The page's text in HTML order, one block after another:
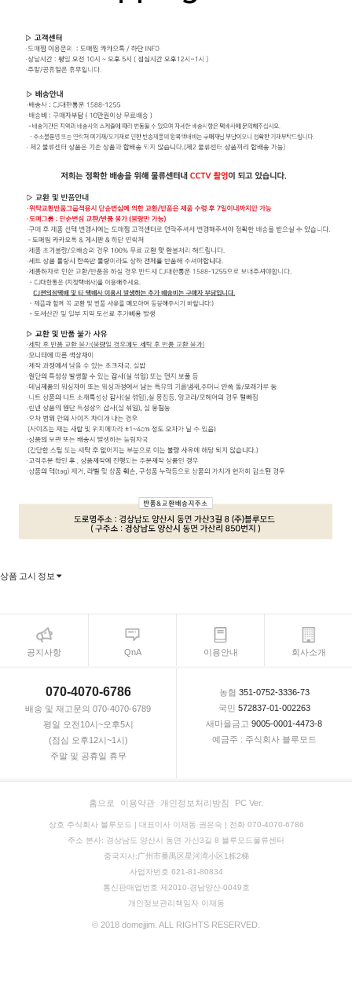
상품 고시 정보
공지사항 QnA 이용안내 회사소개
070-4070-6786
배송 및 재고문의 070-4070-6789
평일 오전10시~오후5시
(점심 오후12시~1시)
주말 및 공휴일 휴무
농협 351-0752-3336-73
국민 572837-01-002263
새마을금고 9005-0001-4473-8
예금주 : 주식회사 블루모드
홈으로 이용약관 개인정보처리방침 PC Ver.
상호 주식회사 블루모드 | 대표이사 이재동 권은숙 | 전화 070-4070-6786
주소 본사: 경상남도 양산시 동면 가산3길 8 블루모드물류센터
중국지사:广州市番禺区星河湾小区1栋2梯
사업자번호 621-81-80834
통신판매업번호 제2010-경남양산-0049호
개인정보관리책임자 이재동
© 2018 domejjim. ALL RIGHTS RESERVED.